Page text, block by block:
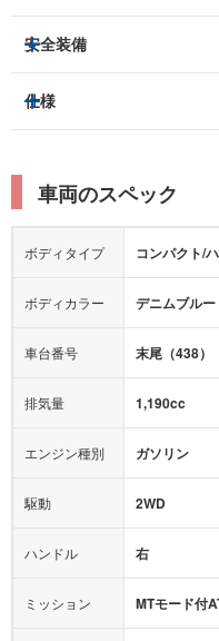
アルミホイール：16インチ
サンルーフ/ガラスルーフ
ルーフレール
エアロパーツ
3列シート
ベンチシート
シートヒーター
カーナビ：HDDナビ
CD ミュージ
ミュージックプレイヤー接続
後席モニター
安全装備
トラクションコントロール
レーンキープアシスト
衝突被害軽減プレーキ
カメラ：バック
エアバッグ：
ダブルエアバッ
衝撃緩和ヘッドレスト
アダプティブクルーズコン
ヒルディセントコントロール
オートマチックハイビーム
仕様
車両のスペック
ボディタイプ コンパクト/
ボディカラー デニムブルー
車台番号 末尾（438）
排気量 1,190cc
エンジン種別 ガソリン
駆動 2WD
ハンドル 右
ミッション MTモード付